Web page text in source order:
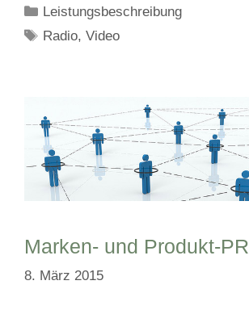
Kategorien
Leistungsbeschreibung
Schlagwörter
Radio,Video
Marken- und Produkt-PR
8. März 2015